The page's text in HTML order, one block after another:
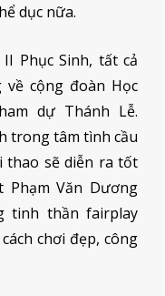
dục nữa.
Phục Sinh, tất cả
cộng đoàn Học
dự Thánh Lễ.
trong tâm tình cầu
thao sẽ diễn ra tốt
Phạm Văn Dương
tinh thần fairplay
chơi đẹp, công